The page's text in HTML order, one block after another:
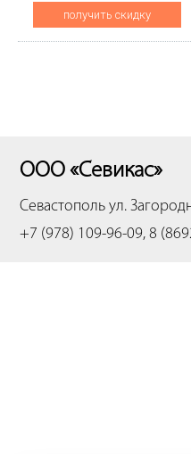
получить скидку
ООО «Севикас»
Севастополь ул.
+7 (978) 109-96-09, 8